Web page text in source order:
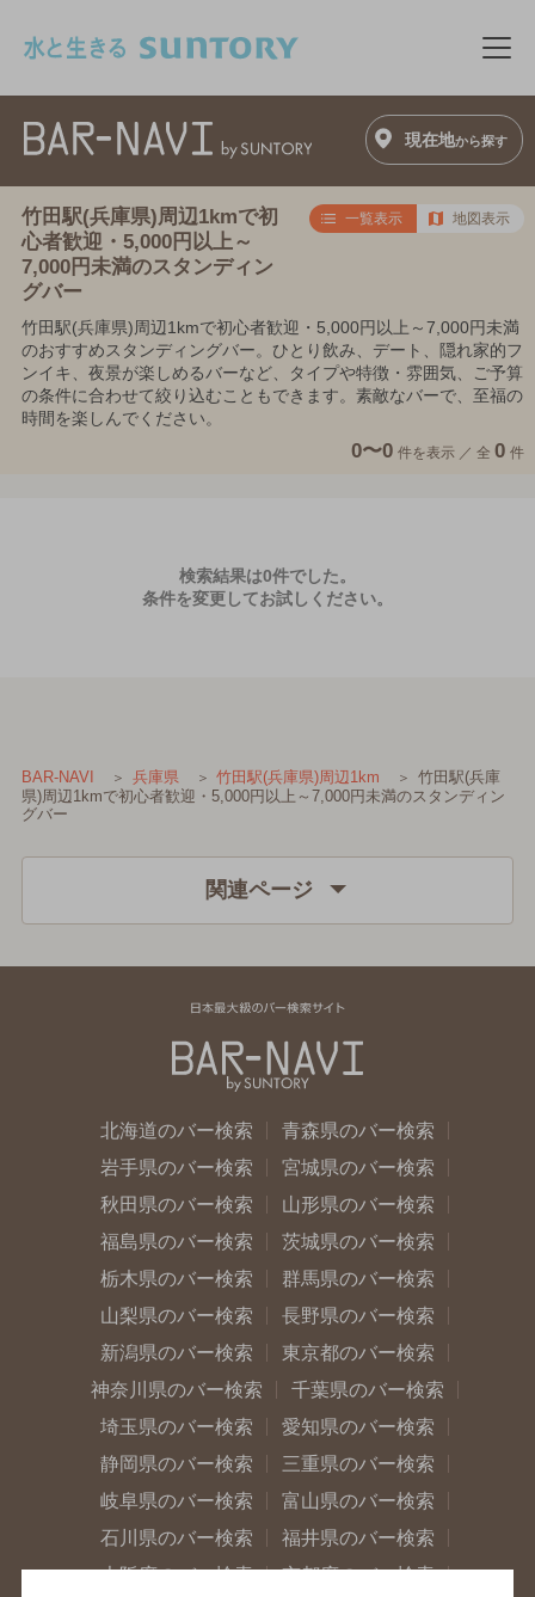
メ
現在地から探す
竹田駅(兵庫県)周辺1kmで初
心者歓迎・5,000円以上～
7,000円未満のスタンディン
グバー
一覧表示 地図表示
竹田駅(兵庫県)周辺1kmで初心者歓迎・5,000円以上～7,000円未満
のおすすめスタンディングバー。ひとり飲み、デート、隠れ家的フ
ンイキ、夜景が楽しめるバーなど、タイプや特徴・雰囲気、ご予算
の条件に合わせて絞り込むこともできます。素敵なバーで、至福の
時間を楽しんでください。
0〜0 件を表示 ／ 全 0 件
検索結果は0件でした。
条件を変更してお試しください。
BAR-NAVI 兵庫県 竹田駅(兵庫県)周辺1km
竹田駅(兵庫
県)周辺1kmで初心者歓迎・5,000円以上～7,000円未満のスタンディン
グバー
関連ページ
北海道のバー検索
青森県のバー検索
岩手県のバー検索
宮城県のバー検索
秋田県のバー検索
山形県のバー検索
福島県のバー検索
茨城県のバー検索
栃木県のバー検索
群馬県のバー検索
山梨県のバー検索
長野県のバー検索
新潟県のバー検索
東京都のバー検索
神奈川県のバー検索
千葉県のバー検索
埼玉県のバー検索
愛知県のバー検索
静岡県のバー検索
三重県のバー検索
岐阜県のバー検索
富山県のバー検索
石川県のバー検索
福井県のバー検索
大阪府のバー検索
京都府のバー検索